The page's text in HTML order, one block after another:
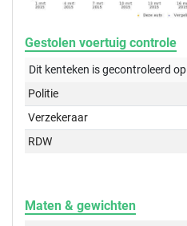
Gestolen voertuig controle
Dit kenteken is gecontroleerd op
Politie
Verzekeraar
RDW
Maten & gewichten